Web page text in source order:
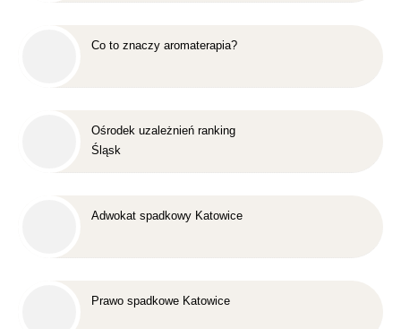
Co to znaczy aromaterapia?
Ośrodek uzależnień ranking
Śląsk
Adwokat spadkowy Katowice
Prawo spadkowe Katowice